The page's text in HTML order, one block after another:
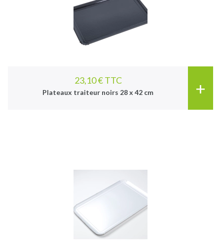
23,10 € TTC
Plateaux traiteur noirs 28 x 42 cm +